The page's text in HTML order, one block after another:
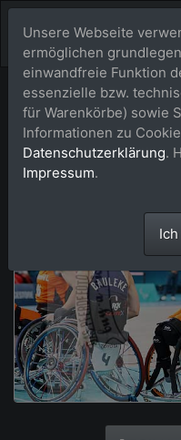
Unsere Webseite
ermöglichen
einwandfreie Funktion
essenzielle bzw.
für Warenkörbe) sowie
Informationen zu
Datenschutzerklärung.
Impressum.